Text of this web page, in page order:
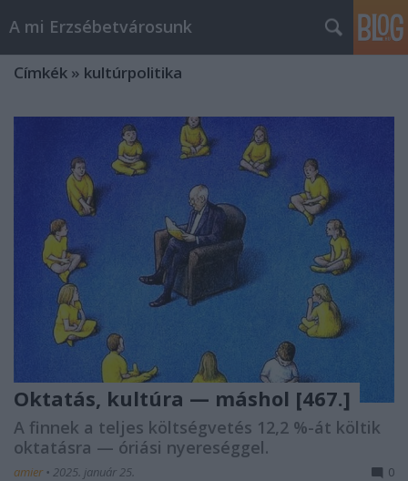
A mi Erzsébetvárosunk
Címkék » kultúrpolitika
Oktatás, kultúra — máshol [467.]
A finnek a teljes költségvetés 12,2 %-át költik
oktatásra — óriási nyereséggel.
amier • 2025. január 25. 0